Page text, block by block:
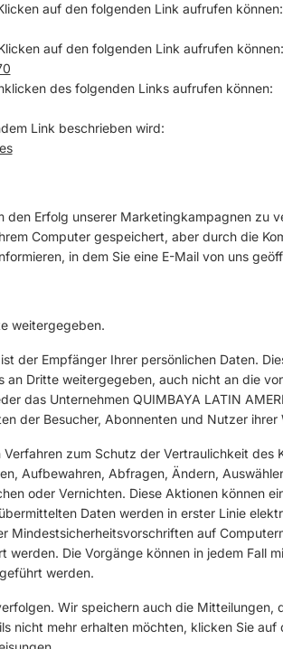
auf den folgenden Link aufrufen können:
auf den folgenden Link aufrufen können:
des folgenden Links aufrufen können:
Link beschrieben wird:
den Erfolg unserer Marketingkampagnen zu
Computer gespeichert, aber durch die
in dem Sie eine E-Mail von uns
weitergegeben.
der Empfänger Ihrer persönlichen Daten.
Dritte weitergegeben, auch nicht an die
das Unternehmen QUIMBAYA LATIN
der Besucher, Abonnenten und Nutzer ihrer
zum Schutz der Vertraulichkeit des
Aufbewahren, Abfragen, Ändern,
oder Vernichten. Diese Aktionen können
Daten werden in erster Linie
Mindestsicherheitsvorschriften auf
Die Vorgänge können in jedem Fall
werden.
Wir speichern auch die Mitteilungen,
nicht mehr erhalten möchten, klicken Sie auf